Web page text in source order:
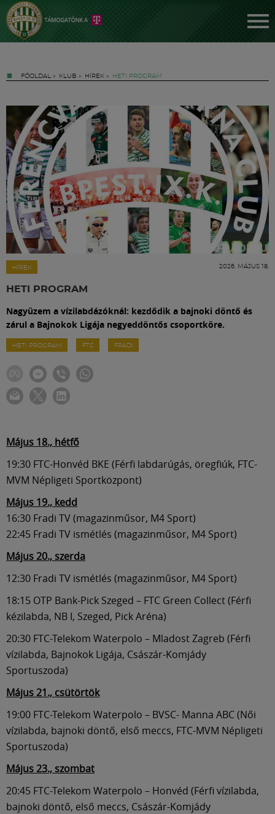
FŐOLDAL » KLUB » HÍREK » HETI PROGRAM
HÍREK 2026. MÁJUS 18.
HETI PROGRAM
Nagyüzem a vízilabdázóknál: kezdődik a bajnoki döntő és
zárul a Bajnokok Ligája negyeddöntős csoportköre.
HETI PROGRAM FTC FRADI
Május 18., hétfő
19:30 FTC-Honvéd BKE (Férfi labdarúgás, öregfiúk, FTC-
MVM Népligeti Sportközpont)
Május 19., kedd
16:30 Fradi TV (magazinműsor, M4 Sport)
22:45 Fradi TV ismétlés (magazinműsor, M4 Sport)
Május 20., szerda
12:30 Fradi TV ismétlés (magazinműsor, M4 Sport)
18:15 OTP Bank-Pick Szeged – FTC Green Collect (Férfi
kézilabda, NB I, Szeged, Pick Aréna)
20:30 FTC-Telekom Waterpolo – Mladost Zagreb (Férfi
vízilabda, Bajnokok Ligája, Császár-Komjády
Sportuszoda)
Május 21., csütörtök
19:00 FTC-Telekom Waterpolo – BVSC- Manna ABC (Női
vízilabda, bajnoki döntő, első meccs, FTC-MVM Népligeti
Sportuszoda)
Május 23., szombat
20:45 FTC-Telekom Waterpolo – Honvéd (Férfi vízilabda,
bajnoki döntő, első meccs, Császár-Komjády
Jegyek
FM YouTube +
Hírek
Szakosztályok
Klub
Szolgáltatások
Shop
Közösség
Múzeum